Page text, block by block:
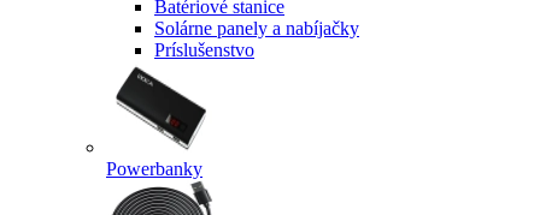
Batériové stanice
Solárne panely a nabíjačky
Príslušenstvo
Powerbanky